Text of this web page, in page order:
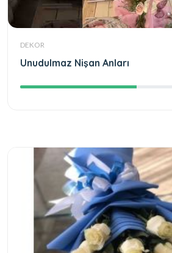
DEKOR
Unudulmaz Nişan Anları